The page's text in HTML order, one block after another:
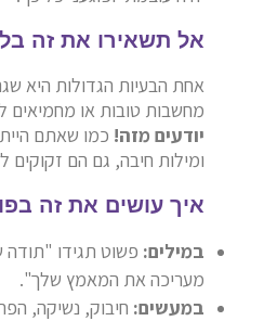
אל תשאירו את זה
אחת הבעיות הגדולות היא
מחשבות טובות או
יודעים מזה! כמו שאתם
ומילות חיבה, גם הם זקוקים
איך עושים את זה
במילים: פשוט תגידו
מעריכה את המאמץ שלך".
במעשים: חיבוק, נשיקה,